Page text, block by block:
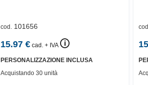
cod. 101656
15.97 € cad. + IVA 🛈
PERSONALIZZAZIONE INCLUSA
Acquistando 30 unità
cod.